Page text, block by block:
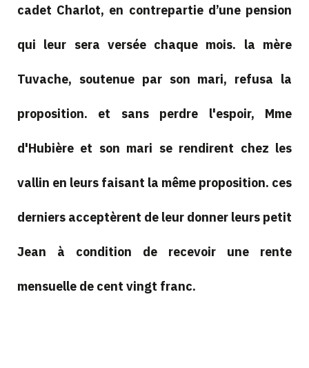
cadet Charlot, en contrepartie d’une pension
qui leur sera versée chaque mois. la mère
Tuvache, soutenue par son mari, refusa la
proposition. et sans perdre l'espoir, Mme
d'Hubière et son mari se rendirent chez les
vallin en leurs faisant la même proposition. ces
derniers acceptèrent de leur donner leurs petit
Jean à condition de recevoir une rente
mensuelle de cent vingt franc.